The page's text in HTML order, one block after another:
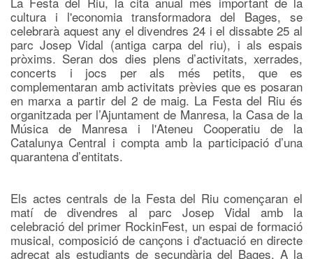
cultura i l'economia transformadora del Bages, se
celebrarà aquest any el divendres 24 i el dissabte 25 al
parc Josep Vidal (antiga carpa del riu), i als espais
pròxims. Seran dos dies plens d’activitats, xerrades,
concerts i jocs per als més petits, que es
complementaran amb activitats prèvies que es posaran
en marxa a partir del 2 de maig. La Festa del Riu és
organitzada per l’Ajuntament de Manresa, la Casa de la
Música de Manresa i l'Ateneu Cooperatiu de la
Catalunya Central i compta amb la participació d’una
quarantena d’entitats.
Els actes centrals de la Festa del Riu començaran el
matí de divendres al parc Josep Vidal amb la
celebració del primer RockinFest, un espai de formació
musical, composició de cançons i d'actuació en directe
adreçat als estudiants de secundària del Bages. A la